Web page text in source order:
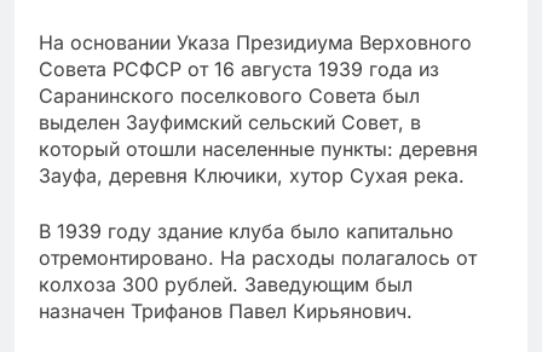
На основании Указа Президиума Верховного
Совета РСФСР от 16 августа 1939 года из
Саранинского поселкового Совета был
выделен Зауфимский сельский Совет, в
который отошли населенные пункты: деревня
Зауфа, деревня Ключики, хутор Сухая река.
В 1939 году здание клуба было капитально
отремонтировано. На расходы полагалось от
колхоза 300 рублей. Заведующим был
назначен Трифанов Павел Кирьянович.